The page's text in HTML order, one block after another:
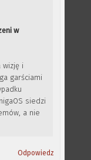
w
wizję i
garściami
siedzi
a nie
Odpowiedz